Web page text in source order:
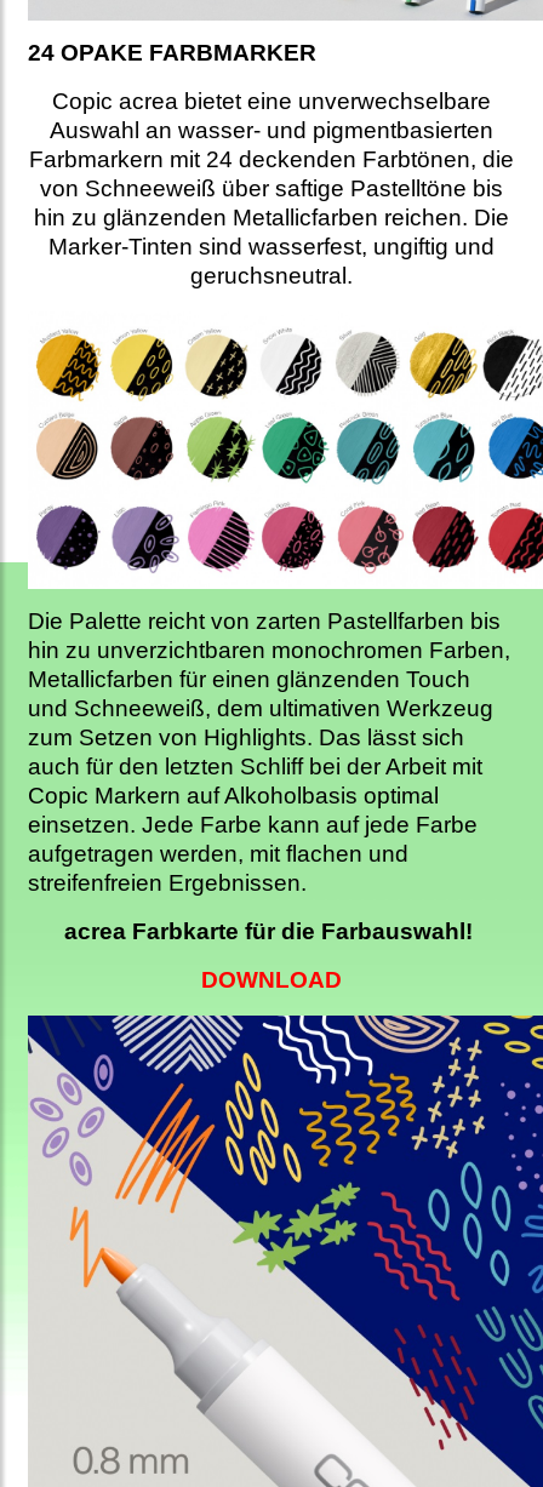
24 OPAKE FARBMARKER
Copic acrea bietet eine unverwechselbare
Auswahl an wasser- und pigmentbasierten
Farbmarkern mit 24 deckenden Farbtönen, die
von Schneeweiß über saftige Pastelltöne bis
hin zu glänzenden Metallicfarben reichen. Die
Marker-Tinten sind wasserfest, ungiftig und
geruchsneutral.
Die Palette reicht von zarten Pastellfarben bis
hin zu unverzichtbaren monochromen Farben,
Metallicfarben für einen glänzenden Touch
und Schneeweiß, dem ultimativen Werkzeug
zum Setzen von Highlights. Das lässt sich
auch für den letzten Schliff bei der Arbeit mit
Copic Markern auf Alkoholbasis optimal
einsetzen. Jede Farbe kann auf jede Farbe
aufgetragen werden, mit flachen und
streifenfreien Ergebnissen.
acrea Farbkarte für die Farbauswahl!
DOWNLOAD